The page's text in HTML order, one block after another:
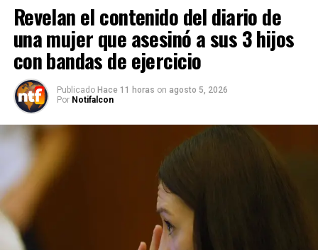
Revelan el contenido del diario de
una mujer que asesinó a sus 3 hijos
con bandas de ejercicio
Publicado Hace 11 horas on agosto 5, 2026
Por Notifalcon